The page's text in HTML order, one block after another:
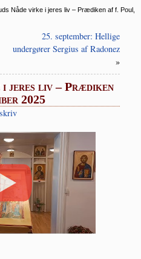
Nåde virke i jeres liv – Prædiken af f. Poul,
25. september: Hellige
undergører Sergius af Radonez
»
i jeres liv – Prædiken
2025